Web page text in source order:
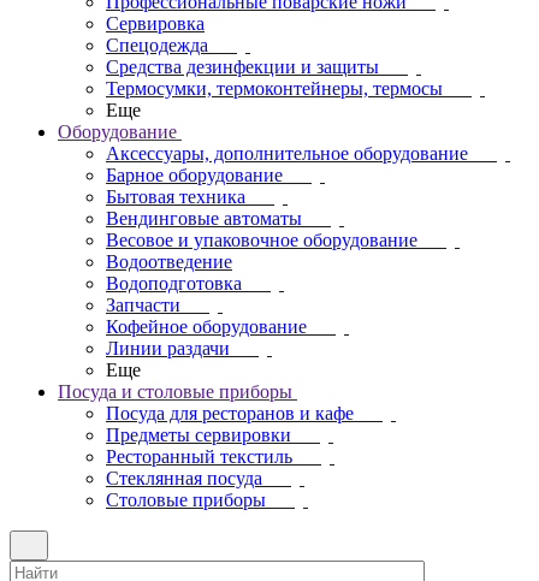
Сервировка
Спецодежда
Средства дезинфекции и защиты
Термосумки, термоконтейнеры, термосы
Еще
Оборудование
Аксессуары, дополнительное оборудование
Барное оборудование
Бытовая техника
Вендинговые автоматы
Весовое и упаковочное оборудование
Водоотведение
Водоподготовка
Запчасти
Кофейное оборудование
Линии раздачи
Еще
Посуда и столовые приборы
Посуда для ресторанов и кафе
Предметы сервировки
Ресторанный текстиль
Стеклянная посуда
Столовые приборы